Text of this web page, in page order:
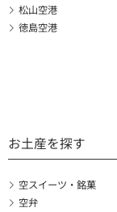
松山空港
徳島空港
お土産を探す
空スイーツ・銘菓
空弁